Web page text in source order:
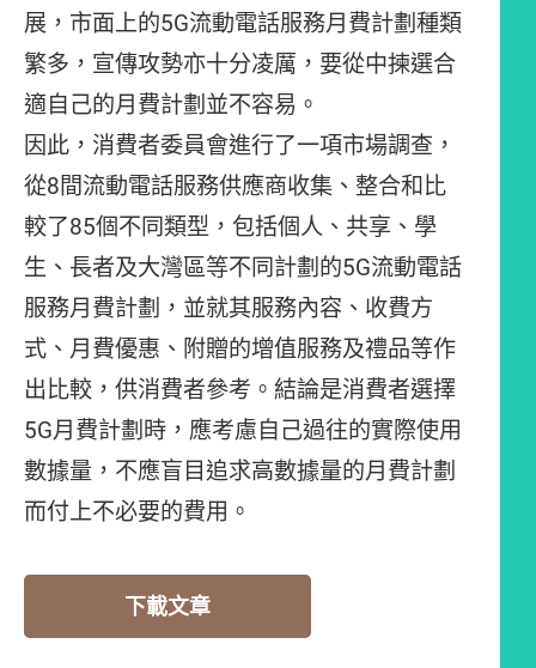
展，市面上的5G流動電話服務月費計劃種類
繁多，宣傳攻勢亦十分凌厲，要從中揀選合
適自己的月費計劃並不容易。
因此，消費者委員會進行了一項市場調查，
從8間流動電話服務供應商收集、整合和比
較了85個不同類型，包括個人、共享、學
生、長者及大灣區等不同計劃的5G流動電話
服務月費計劃，並就其服務內容、收費方
式、月費優惠、附贈的增值服務及禮品等作
出比較，供消費者參考。結論是消費者選擇
5G月費計劃時，應考慮自己過往的實際使用
數據量，不應盲目追求高數據量的月費計劃
而付上不必要的費用。
下載文章